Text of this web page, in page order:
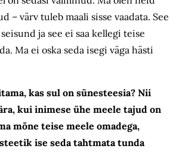
– värv tuleb maali sisse vaadata. See
ja see ei saa kellegi teise
Ma ei oska seda isegi väga hästi
kas sul on sünesteesia? Nii
kui inimese ühe meele tajud on
mõne teise meele omadega,
ise seda tahtmata tunda